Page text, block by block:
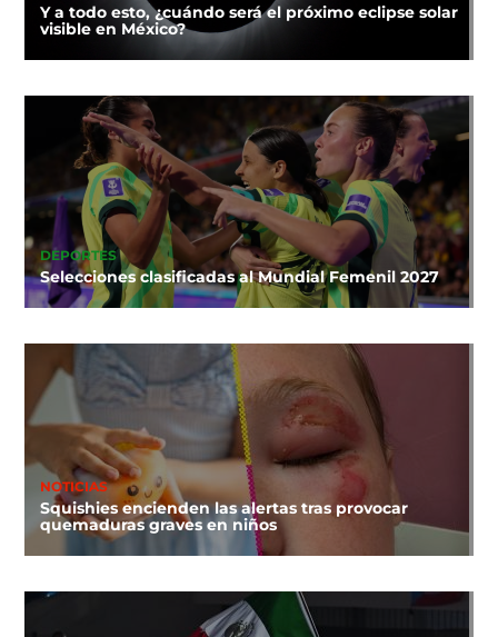
Y a todo esto, ¿cuándo será el próximo eclipse solar
visible en México?
DEPORTES
Selecciones clasificadas al Mundial Femenil 2027
NOTICIAS
Squishies encienden las alertas tras provocar
quemaduras graves en niños